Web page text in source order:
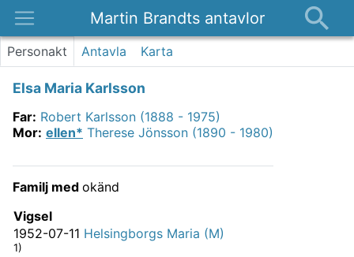
Martin Brandts antavlor
Platser
Kontakt
Personakt Antavla Karta
Elsa Maria Karlsson
Far: Robert Karlsson (1888 - 1975)
Mor: ellen* Therese Jönsson (1890 - 1980)
Familj med okänd
Vigsel
1952-07-11 Helsingborgs Maria (M)
1)